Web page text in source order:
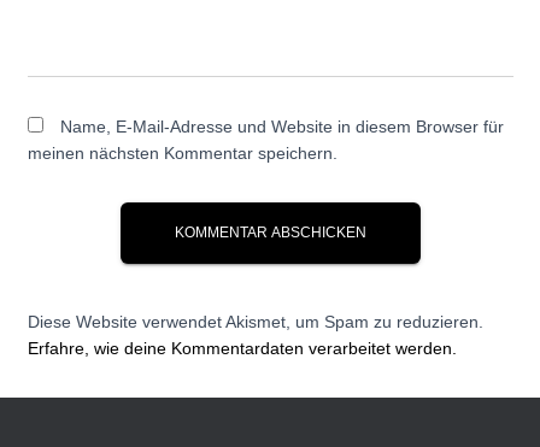
Name, E-Mail-Adresse und Website in diesem Browser für
meinen nächsten Kommentar speichern.
Diese Website verwendet Akismet, um Spam zu reduzieren.
Erfahre, wie deine Kommentardaten verarbeitet werden.